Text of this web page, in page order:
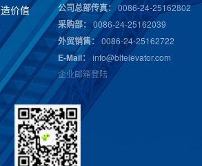
造价值
公司总部传真： 0086-24-25162802
采购部： 0086-24-25162039
外贸销售： 0086-24-25162722
E-Mail： info@bltelevator.com
企业邮箱登陆